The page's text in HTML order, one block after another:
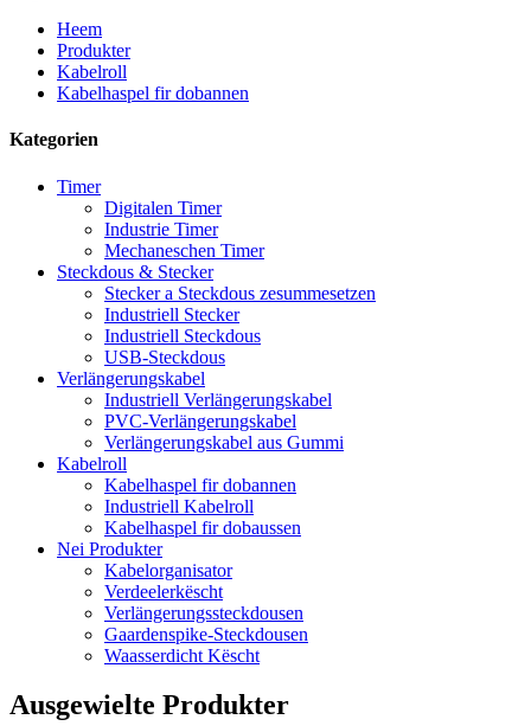
Heem
Produkter
Kabelroll
Kabelhaspel fir dobannen
Kategorien
Timer
Digitalen Timer
Industrie Timer
Mechaneschen Timer
Steckdous & Stecker
Stecker a Steckdous zesummesetzen
Industriell Stecker
Industriell Steckdous
USB-Steckdous
Verlängerungskabel
Industriell Verlängerungskabel
PVC-Verlängerungskabel
Verlängerungskabel aus Gummi
Kabelroll
Kabelhaspel fir dobannen
Industriell Kabelroll
Kabelhaspel fir dobaussen
Nei Produkter
Kabelorganisator
Verdeelerkëscht
Verlängerungssteckdousen
Gaardenspike-Steckdousen
Waasserdicht Këscht
Ausgewielte Produkter